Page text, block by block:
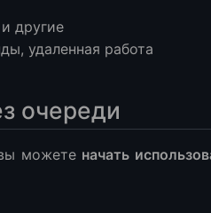
другие
удаленная работа
очереди
можете начать